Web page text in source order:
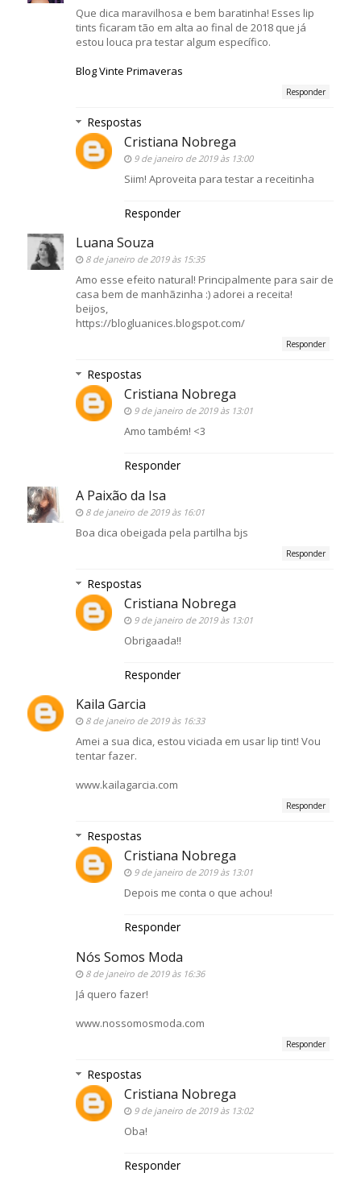
Que dica maravilhosa e bem baratinha! Esses lip
tints ficaram tão em alta ao final de 2018 que já
estou louca pra testar algum específico.
Blog Vinte Primaveras
Responder
Respostas
Cristiana Nobrega
9 de janeiro de 2019 às 13:00
Siim! Aproveita para testar a receitinha
Responder
Luana Souza
8 de janeiro de 2019 às 15:35
Amo esse efeito natural! Principalmente para sair de
casa bem de manhãzinha :) adorei a receita!
beijos,
https://blogluanices.blogspot.com/
Responder
Respostas
Cristiana Nobrega
9 de janeiro de 2019 às 13:01
Amo também! <3
Responder
A Paixão da Isa
8 de janeiro de 2019 às 16:01
Boa dica obeigada pela partilha bjs
Responder
Respostas
Cristiana Nobrega
9 de janeiro de 2019 às 13:01
Obrigaada!!
Responder
Kaila Garcia
8 de janeiro de 2019 às 16:33
Amei a sua dica, estou viciada em usar lip tint! Vou
tentar fazer.
www.kailagarcia.com
Responder
Respostas
Cristiana Nobrega
9 de janeiro de 2019 às 13:01
Depois me conta o que achou!
Responder
Nós Somos Moda
8 de janeiro de 2019 às 16:36
Já quero fazer!
www.nossomosmoda.com
Responder
Respostas
Cristiana Nobrega
9 de janeiro de 2019 às 13:02
Oba!
Responder